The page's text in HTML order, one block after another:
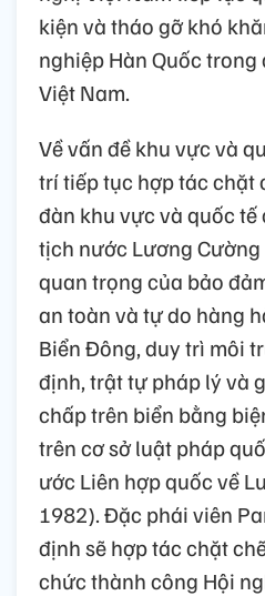
kiện và tháo gỡ khó
nghiệp Hàn Quốc
Việt Nam.
Về vấn đề khu vực và
trí tiếp tục hợp tác chặt
đàn khu vực và quốc tế
tịch nước Lương
quan trọng của bảo
an toàn và tự do hàng
Biển Đông, duy trì môi
định, trật tự pháp lý và
chấp trên biển bằng
trên cơ sở luật pháp
ước Liên hợp quốc về
1982). Đặc phái viên
định sẽ hợp tác chặt
chức thành công Hội